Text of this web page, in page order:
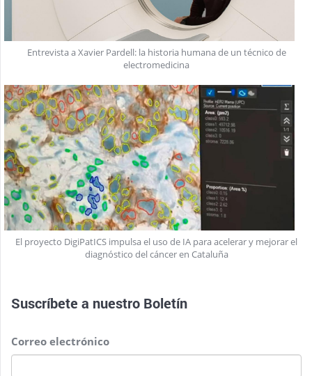
Entrevista a Xavier Pardell: la historia humana de un técnico de
electromedicina
El proyecto DigiPatICS impulsa el uso de IA para acelerar y mejorar el
diagnóstico del cáncer en Cataluña
Suscríbete a nuestro Boletín
Correo electrónico